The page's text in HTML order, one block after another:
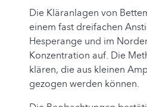
Die Kläranlagen von
einem fast dreifachen
Hesperange und im
Konzentration auf. Die
klären, die aus kleinen
gezogen werden können.